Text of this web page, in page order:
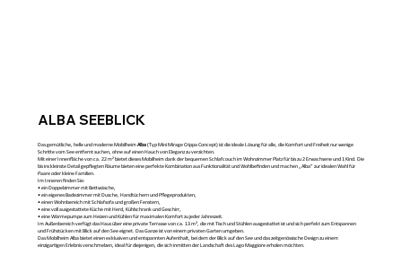
ALBA SEEBLICK
Das gemütliche, helle und moderne Mobilheim Alba (Typ Mini Mirage Crippa Concept) ist die ideale Lösung für alle, die Komfort und Freiheit nur wenige
Schritte vom See entfernt suchen, ohne auf einen Hauch von Eleganz zu verzichten.
Mit einer Innenfläche von ca. 22 m² bietet dieses Mobilheim dank der bequemen Schlafcouch im Wohnzimmer Platz für bis zu 2 Erwachsene und 1 Kind. Die
bis ins kleinste Detail gepflegten Räume bieten eine perfekte Kombination aus Funktionalität und Wohlbefinden und machen „Alba” zur idealen Wahl für
Paare oder kleine Familien.
Im Inneren finden Sie:
• ein Doppelzimmer mit Bettwäsche,
• ein eigenes Badezimmer mit Dusche, Handtüchern und Pflegeprodukten,
• einen Wohnbereich mit Schlafsofa und großen Fenstern,
• eine voll ausgestattete Küche mit Herd, Kühlschrank und Geschirr,
• eine Wärmepumpe zum Heizen und Kühlen für maximalen Komfort zu jeder Jahreszeit.
Im Außenbereich verfügt das Haus über eine private Terrasse von ca. 13 m², die mit Tisch und Stühlen ausgestattet ist und sich perfekt zum Entspannen
und Frühstücken mit Blick auf den See eignet. Das Ganze ist von einem privaten Garten umgeben.
Das Mobilheim Alba bietet einen exklusiven und entspannten Aufenthalt, bei dem der Blick auf den See und das zeitgenössische Design zu einem
einzigartigen Erlebnis verschmelzen, ideal für diejenigen, die sich inmitten der Landschaft des Lago Maggiore erholen möchten.